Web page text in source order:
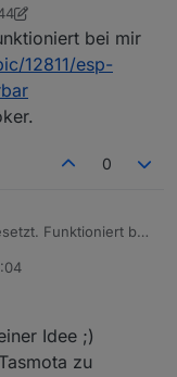
10. März 2023, 17:46
bei mir
12811/esp-
0
Funktioniert bei
12811/esp-matrix-
Idee ;)
zu